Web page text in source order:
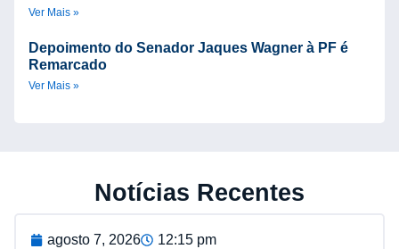
Ver Mais »
Depoimento do Senador Jaques Wagner à PF é
Remarcado
Ver Mais »
Notícias Recentes
agosto 7, 2026
12:15 pm